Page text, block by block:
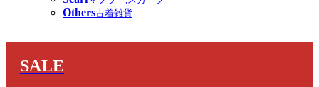
Others古着雑貨
SALE